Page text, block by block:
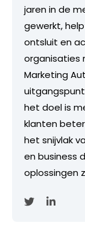
jaren in de
gewerkt,
ontsluit en
organisaties
Marketing
het doel is
klanten
het snijvlak
en business
oplossingen